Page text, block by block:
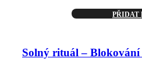
PŘIDAT
Solný rituál –